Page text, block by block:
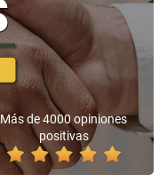
Más de 4000 opiniones
positivas